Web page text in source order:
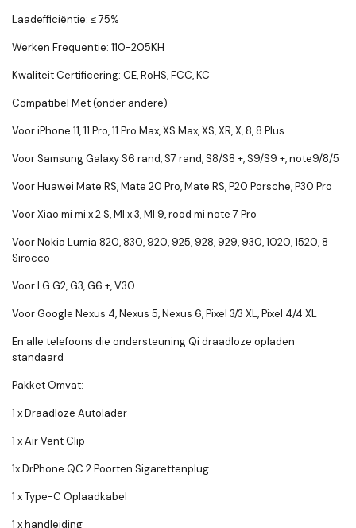
Laadefficiëntie: ≤ 75%
Werken Frequentie: 110-205KH
Kwaliteit Certificering: CE, RoHS, FCC, KC
Compatibel Met (onder andere)
Voor iPhone 11, 11 Pro, 11 Pro Max, XS Max, XS, XR, X, 8, 8 Plus
Voor Samsung Galaxy S6 rand, S7 rand, S8/S8 +, S9/S9 +, note9/8/5
Voor Huawei Mate RS, Mate 20 Pro, Mate RS, P20 Porsche, P30 Pro
Voor Xiao mi mi x 2 S, MI x 3, MI 9, rood mi note 7 Pro
Voor Nokia Lumia 820, 830, 920, 925, 928, 929, 930, 1020, 1520, 8
Sirocco
Voor LG G2, G3, G6 +, V30
Voor Google Nexus 4, Nexus 5, Nexus 6, Pixel 3/3 XL, Pixel 4/4 XL
En alle telefoons die ondersteuning Qi draadloze opladen
standaard
Pakket Omvat:
1 x Draadloze Autolader
1 x Air Vent Clip
1x DrPhone QC 2 Poorten Sigarettenplug
1 x Type-C Oplaadkabel
1 x handleiding